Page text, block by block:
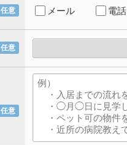
任意 メール 電話
任意
任意